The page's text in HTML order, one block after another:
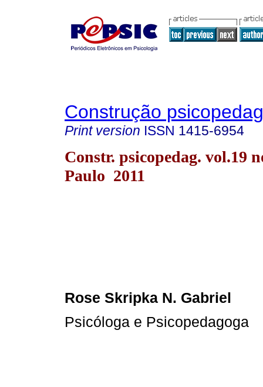
Construção
Print version ISSN 1415-6954
Constr. psicopedag. vol.19
Paulo 2011
Rose Skripka N. Gabriel
Psicóloga e Psicopedagoga